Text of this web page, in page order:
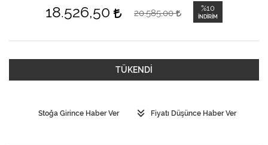
18.526,50 20.585,00 %10
İNDIRIM
TÜKENDİ
Stoğa Girince Haber Ver Fiyatı Düşünce Haber Ver